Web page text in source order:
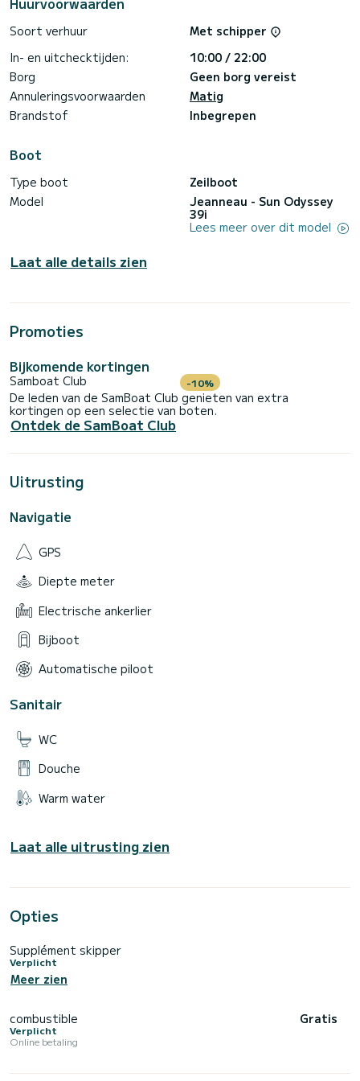
vooraf vragen hebt, helpen we je graag via deze toepassing.
Soort verhuur
Met schipper
In- en uitchecktijden:
10:00 / 22:00
Borg
Geen borg vereist
Annuleringsvoorwaarden
Matig
Brandstof
Inbegrepen
Boot
Type boot
Zeilboot
Model
Jeanneau - Sun Odyssey
39i
Lees meer over dit model
Laat alle details zien
Promoties
Bijkomende kortingen
Samboat Club -10%
De leden van de SamBoat Club genieten van extra
kortingen op een selectie van boten.
Ontdek de SamBoat Club
Uitrusting
Navigatie
GPS
Diepte meter
Electrische ankerlier
Bijboot
Automatische piloot
Sanitair
WC
Douche
Warm water
Laat alle uitrusting zien
Opties
Supplément skipper
Verplicht
Meer zien
combustible
Verplicht
Online betaling
Gratis